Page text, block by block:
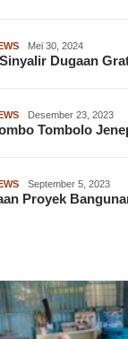
Mei 30, 2024
Dugaan
Desember 23, 2023
Tombolo
September 5, 2023
Proyek